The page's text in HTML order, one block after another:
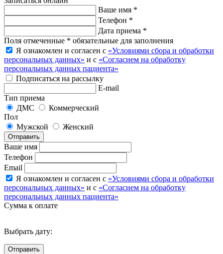
Ваше имя *
Телефон *
Дата приема *
Поля отмеченные * обязательные для заполнения
Я ознакомлен и согласен с «Условиями сбора и обработки
персональных данных» и с «Согласием на обработку
персональных данных пациента»
Подписаться на рассылку
E-mail
Тип приема
ДМС
Коммерческий
Пол
Мужской
Женский
Отправить
Ваше имя
Телефон
Email
Я ознакомлен и согласен с «Условиями сбора и обработки
персональных данных» и с «Согласием на обработку
персональных данных пациента»
Сумма к оплате
Выбрать дату: